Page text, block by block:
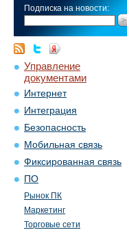
Подписка на новости:
Управление
документами
Интернет
Интеграция
Безопасность
Мобильная связь
Фиксированная связь
ПО
Рынок ПК
Маркетинг
Торговые сети